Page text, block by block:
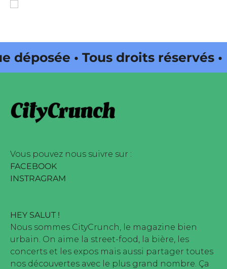
• Tous droits réservés •
• Magazine édité par
Vous pouvez nous suivre sur :
FACEBOOK
INSTRAGRAM
HEY SALUT !
Nous sommes CityCrunch, le magazine bien
urbain. On aime la street-food, la bière, les
concerts et les expos mais aussi partager toutes
nos découvertes avec le plus grand nombre. Ça